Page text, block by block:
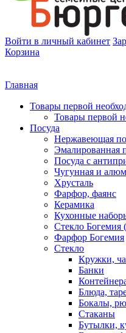
Войти в личный кабинет
Корзина
Главная
Товары первой
Товары первой
Посуда
Нержавеющая
Эмалированная
Посуда с
Чугунная и
Хрусталь
Фарфор, фаянс
Керамика
Кухонные
Стекло Богемия
Фарфор Богемия
Стекло
Кружки,
Банки
Блюда,
Бокалы,
Стаканы
Бутылки,